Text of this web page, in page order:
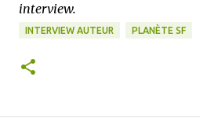
interview.
INTERVIEW AUTEUR PLANÈTE SF